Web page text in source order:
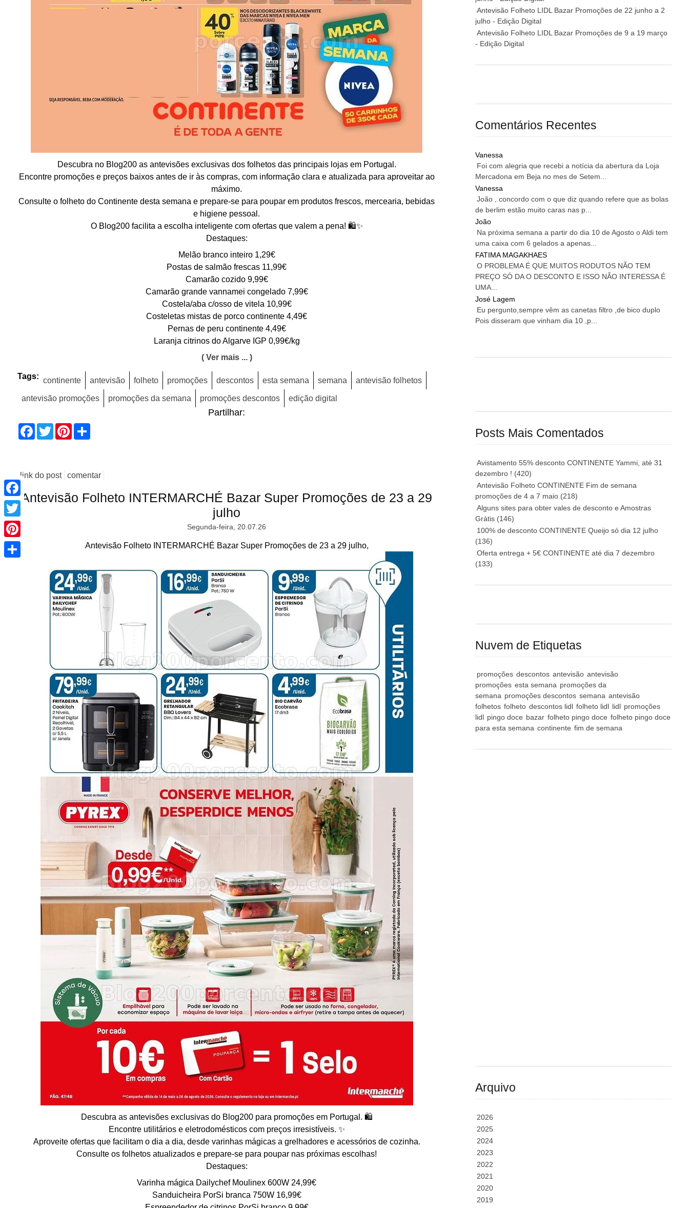
Descubra no Blog200 as antevisões exclusivas dos folhetos das principais lojas em Portugal.
Encontre promoções e preços baixos antes de ir às compras, com informação clara e atualizada para aproveitar ao
máximo.
Consulte o folheto do Continente desta semana e prepare-se para poupar em produtos frescos, mercearia, bebidas
e higiene pessoal.
O Blog200 facilita a escolha inteligente com ofertas que valem a pena! 🛍️✨
Destaques:
Melão branco inteiro 1,29€
Postas de salmão frescas 11,99€
Camarão cozido 9,99€
Camarão grande vannamei congelado 7,99€
Costela/aba c/osso de vitela 10,99€
Costeletas mistas de porco continente 4,49€
Pernas de peru continente 4,49€
Laranja citrinos do Algarve IGP 0,99€/kg
( Ver mais ... )
Tags: continente antevisão folheto promoções descontos esta semana semana
antevisão folhetos
antevisão promoções
promoções da semana promoções descontos edição digital
Partilhar:
Facebook
TwitterPinterest
Share
link do post comentar
Antevisão Folheto INTERMARCHÉ Bazar Super Promoções de 23 a 29
julho
Segunda-feira, 20.07.26
Antevisão Folheto INTERMARCHÉ Bazar Super Promoções de 23 a 29 julho,
Descubra as antevisões exclusivas do Blog200 para promoções em Portugal. 🛍️
Encontre utilitários e eletrodomésticos com preços irresistíveis. ✨
Aproveite ofertas que facilitam o dia a dia, desde varinhas mágicas a grelhadores e acessórios de cozinha.
Consulte os folhetos atualizados e prepare-se para poupar nas próximas escolhas!
Destaques:
Varinha mágica Dailychef Moulinex 600W 24,99€
Sanduicheira PorSi branca 750W 16,99€
Antevisão Folheto LIDL Bazar Promoções de 22 junho a 2
julho - Edição Digital
Antevisão Folheto LIDL Bazar Promoções de 9 a 19 março
- Edição Digital
Comentários Recentes
Vanessa
Foi com alegria que recebi a notícia da abertura da Loja
Mercadona em Beja no mes de Setem...
Vanessa
João , concordo com o que diz quando refere que as bolas
de berlim estão muito caras nas p...
João
Na próxima semana a partir do dia 10 de Agosto o Aldi tem
uma caixa com 6 gelados a apenas...
FATIMA MAGAKHAES
O PROBLEMA É QUE MUITOS RODUTOS NÃO TEM
PREÇO SÓ DA O DESCONTO E ISSO NÃO INTERESSA É
UMA...
José Lagem
Eu pergunto,sempre vêm as canetas filtro ,de bico duplo
Pois disseram que vinham dia 10 ,p...
Posts Mais Comentados
Avistamento 55% desconto CONTINENTE Yammi, até 31
dezembro ! (420)
Antevisão Folheto CONTINENTE Fim de semana
promoções de 4 a 7 maio (218)
Alguns sites para obter vales de desconto e Amostras
Grátis (146)
100% de desconto CONTINENTE Queijo só dia 12 julho
(136)
Oferta entrega + 5€ CONTINENTE até dia 7 dezembro
(133)
Nuvem de Etiquetas
promoções descontos antevisão antevisão
promoções esta semana promoções da
semana promoções descontos semana antevisão
folhetos folheto descontos lidl folheto lidl lidl promoções
lidl pingo doce bazar folheto pingo doce folheto pingo doce
para esta semana continente fim de semana
Arquivo
2026
2025
2024
2023
2022
2021
2020
2019
Twitter